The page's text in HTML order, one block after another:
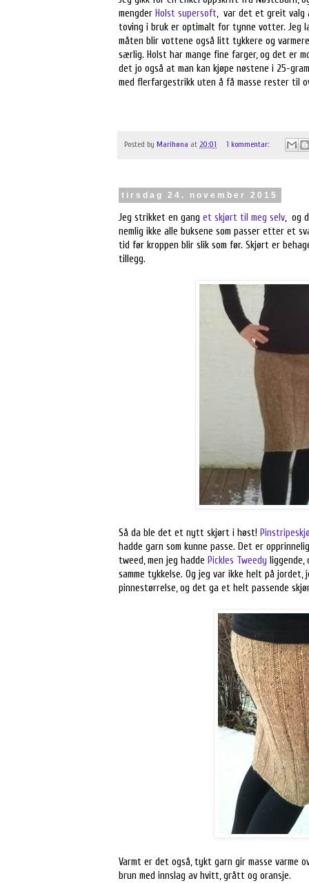
mengder Holst supersoft, var det et greit valg
toving i bruk er optimalt for tynne votter. Jeg
måten blir vottene også litt tykkere og
særlig. Holst har mange fine farger, og det er
det jo også at man kan kjøpe nøstene i 25-
med flerfargestrikk uten å få masse rester til
Posted by Marihøna at 20:01 1 kommentar:
tirsdag 24. november 2015
Jeg strikket en gang et skjørt til meg selv, og
nemlig ikke alle buksene som passer etter et
tid før kroppen blir slik som før. Skjørt er
tillegg.
Så da ble det et nytt skjørt i høst!
hadde garn som kunne passe. Det er
tweed, men jeg hadde Pickles Tweedy
samme tykkelse. Og jeg var ikke helt på
pinnestørrelse, og det ga et helt passende
Varmt er det også, tykt garn gir masse varme
brun med innslag av hvitt, grått og oransje.